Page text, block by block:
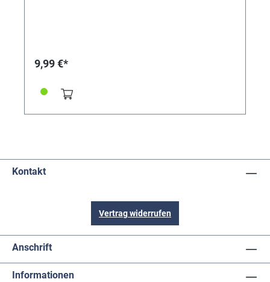
9,99 €*
Kontakt
Vertrag widerrufen
Anschrift
Informationen